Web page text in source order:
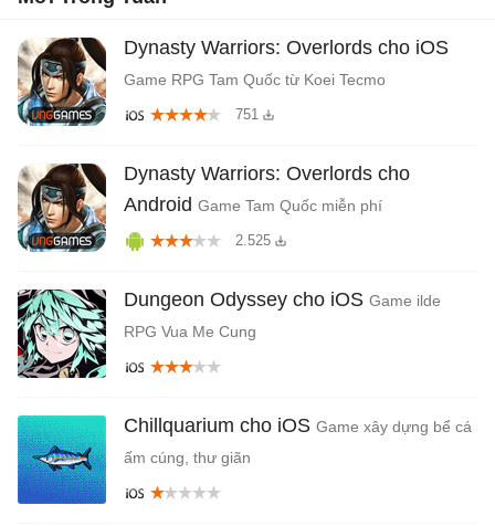
Dynasty Warriors: Overlords cho iOS
Game RPG Tam Quốc từ Koei Tecmo
751
Dynasty Warriors: Overlords cho
Android Game Tam Quốc miễn phí
2.525
Dungeon Odyssey cho iOS Game ilde
RPG Vua Me Cung
Chillquarium cho iOS Game xây dựng bể cá
ấm cúng, thư giãn